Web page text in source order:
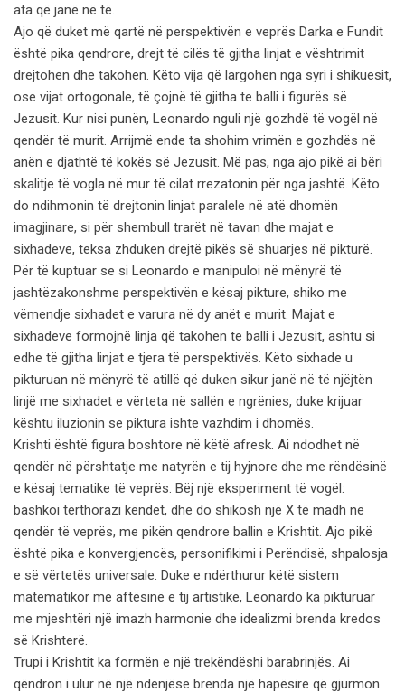
ata që janë në të.
Ajo që duket më qartë në perspektivën e veprës Darka e Fundit
është pika qendrore, drejt të cilës të gjitha linjat e vështrimit
drejtohen dhe takohen. Këto vija që largohen nga syri i shikuesit,
ose vijat ortogonale, të çojnë të gjitha te balli i figurës së
Jezusit. Kur nisi punën, Leonardo nguli një gozhdë të vogël në
qendër të murit. Arrijmë ende ta shohim vrimën e gozhdës në
anën e djathtë të kokës së Jezusit. Më pas, nga ajo pikë ai bëri
skalitje të vogla në mur të cilat rrezatonin për nga jashtë. Këto
do ndihmonin të drejtonin linjat paralele në atë dhomën
imagjinare, si për shembull trarët në tavan dhe majat e
sixhadeve, teksa zhduken drejtë pikës së shuarjes në pikturë.
Për të kuptuar se si Leonardo e manipuloi në mënyrë të
jashtëzakonshme perspektivën e kësaj pikture, shiko me
vëmendje sixhadet e varura në dy anët e murit. Majat e
sixhadeve formojnë linja që takohen te balli i Jezusit, ashtu si
edhe të gjitha linjat e tjera të perspektivës. Këto sixhade u
pikturuan në mënyrë të atillë që duken sikur janë në të njëjtën
linjë me sixhadet e vërteta në sallën e ngrënies, duke krijuar
kështu iluzionin se piktura ishte vazhdim i dhomës.
Krishti është figura boshtore në këtë afresk. Ai ndodhet në
qendër në përshtatje me natyrën e tij hyjnore dhe me rëndësinë
e kësaj tematike të veprës. Bëj një eksperiment të vogël:
bashkoi tërthorazi këndet, dhe do shikosh një X të madh në
qendër të veprës, me pikën qendrore ballin e Krishtit. Ajo pikë
është pika e konvergjencës, personifikimi i Perëndisë, shpalosja
e së vërtetës universale. Duke e ndërthurur këtë sistem
matematikor me aftësinë e tij artistike, Leonardo ka pikturuar
me mjeshtëri një imazh harmonie dhe idealizmi brenda kredos
së Krishterë.
Trupi i Krishtit ka formën e një trekëndëshi barabrinjës. Ai
qëndron i ulur në një ndenjëse brenda një hapësire që gjurmon